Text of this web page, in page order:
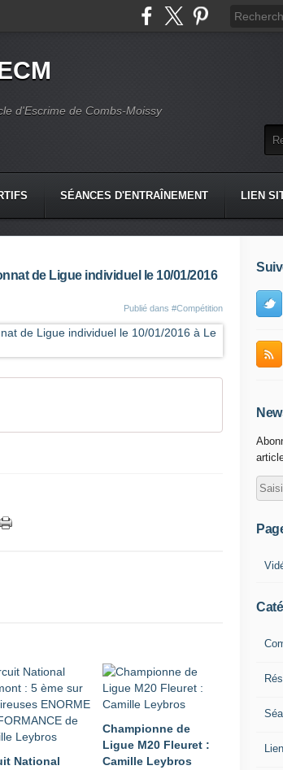
d'Escrime de Combs-Moissy
SÉANCES D'ENTRAÎNEMENT LIEN
de Ligue individuel le 10/01/2016
Publié dans #Compétition
National
Championne de
Ligue M20 Fleuret :
Camille Leybros